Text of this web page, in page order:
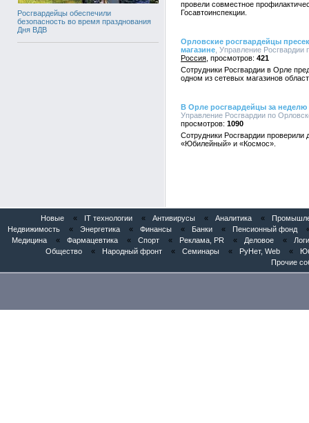
Росгвардейцы обеспечили
безопасность во время празднования
Дня ВДВ
провели совместное
Госавтоинспекции.
Орловские росгвардейцы
магазине , Управление
Россия
421
Сотрудники Росгвардии в Орле
одном из сетевых магазинов
В Орле росгвардейцы за неделю
Управление Росгвардии по
1090
Сотрудники Росгвардии проверили
«Юбилейный» и «Космос».
Новые « IT технологии « Антивирусы « Аналитика «
Недвижимость
« Энергетика « Финансы « Банки « Пенсионный фонд
Медицина
« Фармацевтика « Спорт « Реклама, PR « Деловое «
Общество
« Народный фронт « Семинары « РуНет, Web «
Прочие